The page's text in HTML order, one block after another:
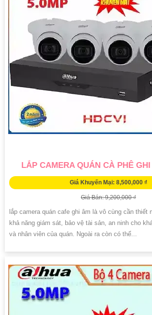
LẮP CAMERA QUÁN CÀ PHÊ
Giá Khuyến Mại: 8,500,000 ₫
Giá Bán: 9,200,000 ₫
lắp camera quán cafe ghi âm là vô cùng cần thiết
khả năng giám sát, bảo vệ tài sản, an ninh cho
và nhân viên của quán. Ngoài ra còn có thể...